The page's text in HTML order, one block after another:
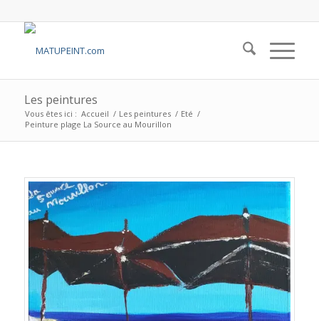
Les peintures
Vous êtes ici : Accueil / Les peintures / Eté /
Peinture plage La Source au Mourillon